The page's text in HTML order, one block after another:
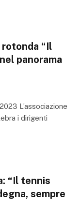
“Il
panorama
L’associazione
i dirigenti
“Il tennis
sempre